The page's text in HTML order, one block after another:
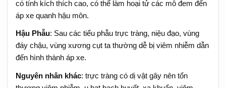
có tính kích thích cao, có thể làm hoại tử các mô đem đến
áp xe quanh hậu môn.
Hậu Phẫu: Sau các tiểu phẫu trực tràng, niệu đạo, vùng
đáy chậu, vùng xương cụt ta thường dễ bị viêm nhiễm dẫn
đến hình thành áp xe.
Nguyên nhân khác: trực tràng có dị vật gây nên tổn